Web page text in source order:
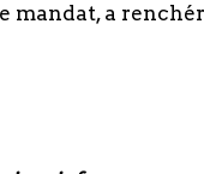
mandat, a